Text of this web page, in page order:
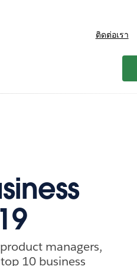
ติดต่อเรา
managers,
10 business